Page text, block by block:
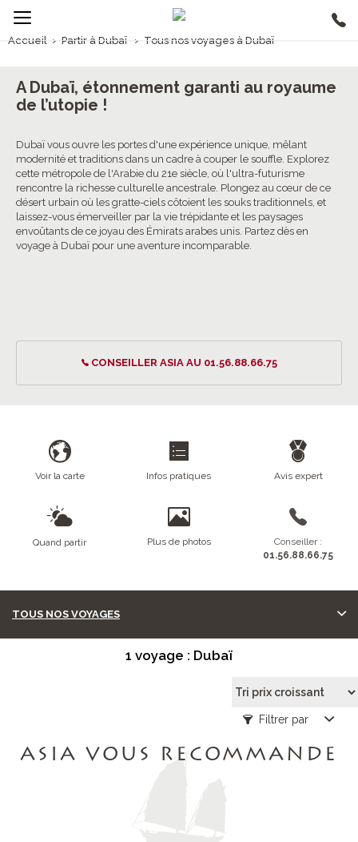
Accueil › Partir à Dubaï › Tous nos voyages à Dubaï
Voyages Dubaï
4.4/5 (25 avis clients)
A Dubaï, étonnement garanti au royaume
de l’utopie !
Dubaï vous ouvre les portes d'une expérience unique, mêlant
modernité et traditions dans un cadre à couper le souffle. Explorez
cette métropole de l'Arabie du 21e siècle, où l'ultra-futurisme
rencontre la richesse culturelle ancestrale. Plongez au cœur de ce
désert urbain où les gratte-ciels côtoient les souks traditionnels, et
laissez-vous émerveiller par la vie trépidante et les paysages
envoûtants de ce joyau des Émirats arabes unis. Partez dès en
voyage à Dubaï pour une aventure incomparable.
CONSEILLER ASIA AU 01.56.88.66.75
Voir la carte Infos pratiques Avis expert
Quand partir Plus de photos
Conseiller :
01.56.88.66.75
TOUS NOS VOYAGES
1 voyage : Dubaï
Filtrer par
ASIA VOUS RECOMMANDE